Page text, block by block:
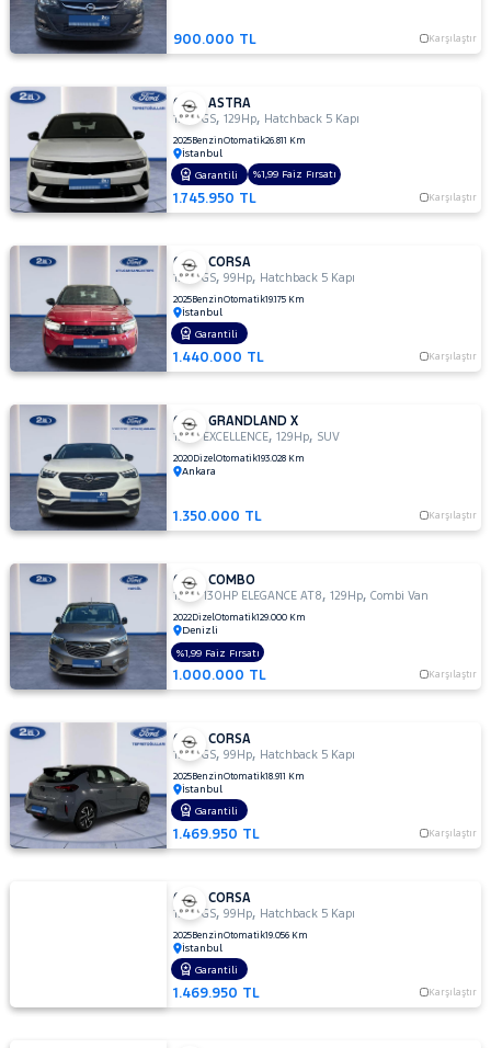
900.000 TL Karşılaştır
OPEL ASTRA
1.2 T GS,129Hp, Hatchback 5 Kapı
2025BenzinOtomatik26.811 Km
İstanbul
1.745.950 TL Karşılaştır
Garantili %1,99 Faiz Fırsatı
OPEL CORSA
1.2 T GS,99Hp, Hatchback 5 Kapı
2025BenzinOtomatik19.175 Km
İstanbul
1.440.000 TL Karşılaştır
Garantili
OPEL GRANDLAND X
1.5 D EXCELLENCE,129Hp, SUV
2020DizelOtomatik193.028 Km
Ankara
1.350.000 TL Karşılaştır
OPEL COMBO
1.5 D 130HP ELEGANCE AT8,129Hp,Combi Van
2022DizelOtomatik129.000 Km
Denizli
1.000.000 TL Karşılaştır
%1,99 Faiz Fırsatı
OPEL CORSA
1.2 T GS,99Hp, Hatchback 5 Kapı
2025BenzinOtomatik18.911 Km
İstanbul
1.469.950 TL Karşılaştır
Garantili
OPEL CORSA
1.2 T GS,99Hp, Hatchback 5 Kapı
2025BenzinOtomatik19.056 Km
İstanbul
1.469.950 TL Karşılaştır
Garantili